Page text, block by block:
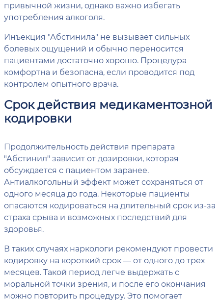
привычной жизни, однако важно избегать
употребления алкоголя.
Инъекция "Абстинила" не вызывает сильных
болевых ощущений и обычно переносится
пациентами достаточно хорошо. Процедура
комфортна и безопасна, если проводится под
контролем опытного врача.
Срок действия медикаментозной
кодировки
Продолжительность действия препарата
"Абстинил" зависит от дозировки, которая
обсуждается с пациентом заранее.
Антиалкогольный эффект может сохраняться от
одного месяца до года. Некоторые пациенты
опасаются кодироваться на длительный срок из-за
страха срыва и возможных последствий для
здоровья.
В таких случаях наркологи рекомендуют провести
кодировку на короткий срок — от одного до трех
месяцев. Такой период легче выдержать с
моральной точки зрения, и после его окончания
можно повторить процедуру. Это помогает